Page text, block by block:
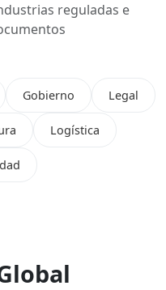
reguladas e
Gobierno Legal
Logística